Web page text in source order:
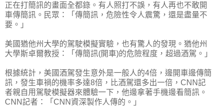
正在打簡訊的畫面全都錄。有人照打不誤，有人再也不敢開
車傳簡訊。民眾：「傳簡訊，危險性令人震驚，還是盡量不
要。」
美國猶他州大學的駕駛模擬實驗，也有驚人的發現。猶他州
大學斯卓爾教授：「傳簡訊(開車)的危險程度，超過酒駕。」
根據統計，美國酒駕發生意外是一般人的4倍，邊開車邊傳簡
訊，發生車禍的機率多達8倍，比酒駕還多出一倍，CNN記
者親自用駕駛模擬器來體驗一下，他邊拿著手機邊看簡訊。
CNN記者：「CNN資深製作人傳的。」